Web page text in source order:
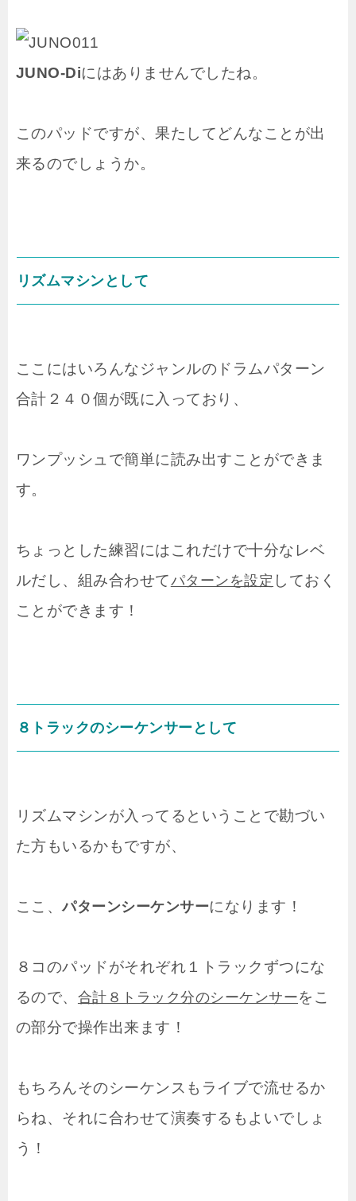
JUNO-Diにはありませんでしたね。
このパッドですが、果たしてどんなことが出
来るのでしょうか。
リズムマシンとして
ここにはいろんなジャンルのドラムパターン
合計２４０個が既に入っており、
ワンプッシュで簡単に読み出すことができま
す。
ちょっとした練習にはこれだけで十分なレベ
ルだし、組み合わせてパターンを設定 しておく
ことができます！
８トラックのシーケンサーとして
リズムマシンが入ってるということで勘づい
た方もいるかもですが、
ここ、パターンシーケンサーになります！
８コのパッドがそれぞれ１トラックずつにな
るので、 合計８トラック分のシーケンサーをこ
の部分で操作出来ます！
もちろんそのシーケンスもライブで流せるか
らね、それに合わせて演奏するもよいでしょ
う！